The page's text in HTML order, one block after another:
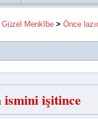
Güzel Menkîbe > Önce
işitince